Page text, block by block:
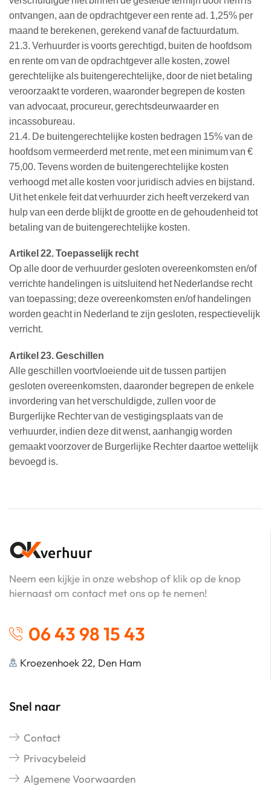
ontvangen, aan de opdrachtgever een rente ad. 1,25% per
maand te berekenen, gerekend vanaf de factuurdatum.
21.3. Verhuurder is voorts gerechtigd, buiten de hoofdsom
en rente om van de opdrachtgever alle kosten, zowel
gerechtelijke als buitengerechtelijke, door de niet betaling
veroorzaakt te vorderen, waaronder begrepen de kosten
van advocaat, procureur, gerechtsdeurwaarder en
incassobureau.
21.4. De buitengerechtelijke kosten bedragen 15% van de
hoofdsom vermeerderd met rente, met een minimum van €
75,00. Tevens worden de buitengerechtelijke kosten
verhoogd met alle kosten voor juridisch advies en bijstand.
Uit het enkele feit dat verhuurder zich heeft verzekerd van
hulp van een derde blijkt de grootte en de gehoudenheid tot
betaling van de buitengerechtelijke kosten.
Artikel 22. Toepasselijk recht
Op alle door de verhuurder gesloten overeenkomsten en/of
verrichte handelingen is uitsluitend het Nederlandse recht
van toepassing; deze overeenkomsten en/of handelingen
worden geacht in Nederland te zijn gesloten, respectievelijk
verricht.
Artikel 23. Geschillen
Alle geschillen voortvloeiende uit de tussen partijen
gesloten overeenkomsten, daaronder begrepen de enkele
invordering van het verschuldigde, zullen voor de
Burgerlijke Rechter van de vestigingsplaats van de
verhuurder, indien deze dit wenst, aanhangig worden
gemaakt voorzover de Burgerlijke Rechter daartoe wettelijk
bevoegd is.
Neem een kijkje in onze webshop of klik op de knop
hiernaast om contact met ons op te nemen!
06 43 98 15 43
Kroezenhoek 22, Den Ham
Snel naar
Contact
Privacybeleid
Algemene Voorwaarden